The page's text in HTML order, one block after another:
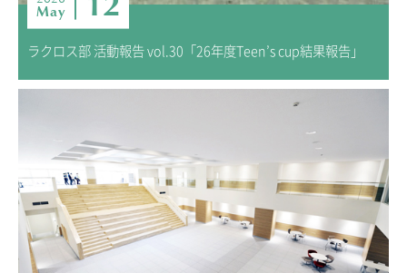
May
ラクロス部 活動報告 vol.30「26年度Teen’s cup結果報告」